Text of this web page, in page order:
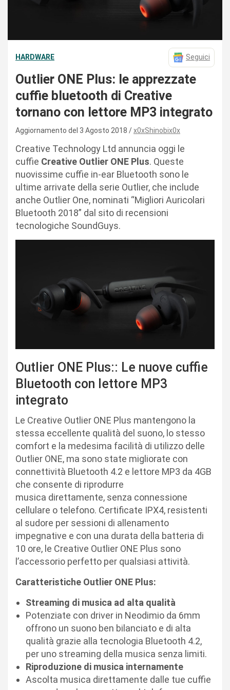
HARDWARE Seguici
Outlier ONE Plus: le apprezzate
cuffie bluetooth di Creative
tornano con lettore MP3 integrato
Aggiornamento del 3 Agosto 2018 x0xShinobix0x
Creative Technology Ltd annuncia oggi le
cuffie Creative Outlier ONE Plus. Queste
nuovissime cuffie in-ear Bluetooth sono le
ultime arrivate della serie Outlier, che include
anche Outlier One, nominati “Migliori Auricolari
Bluetooth 2018” dal sito di recensioni
tecnologiche SoundGuys.
Outlier ONE Plus:: Le nuove cuffie
Bluetooth con lettore MP3
integrato
Le Creative Outlier ONE Plus mantengono la
stessa eccellente qualità del suono, lo stesso
comfort e la medesima facilità di utilizzo delle
Outlier ONE, ma sono state migliorate con
connettività Bluetooth 4.2 e lettore MP3 da 4GB
che consente di riprodurre
musica direttamente, senza connessione
cellulare o telefono. Certificate IPX4, resistenti
al sudore per sessioni di allenamento
impegnative e con una durata della batteria di
10 ore, le Creative Outlier ONE Plus sono
l’accessorio perfetto per qualsiasi attività.
Caratteristiche Outlier ONE Plus:
Streaming di musica ad alta qualità
Potenziate con driver in Neodimio da 6mm
offrono un suono ben bilanciato e di alta
qualità grazie alla tecnologia Bluetooth 4.2,
per uno streaming della musica senza limiti.
Riproduzione di musica internamente
Ascolta musica direttamente dalle tue cuffie